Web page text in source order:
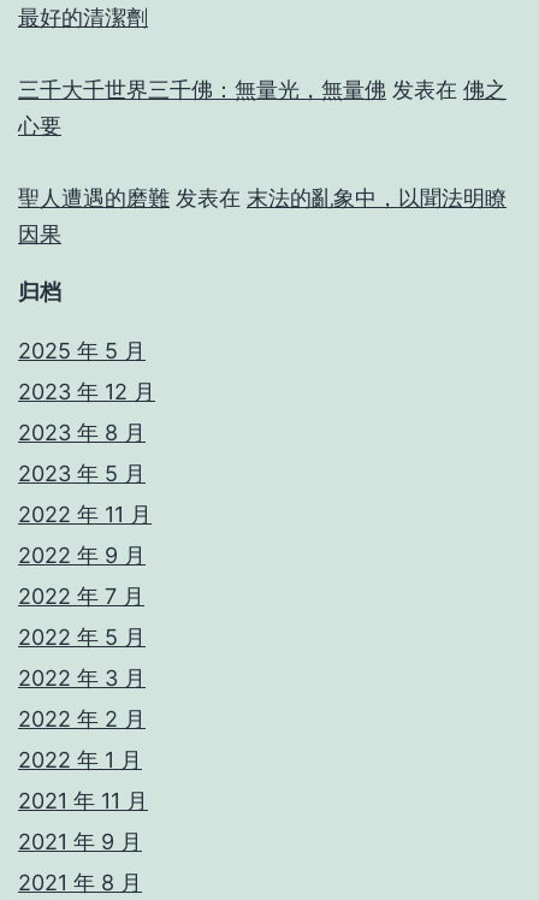
最好的清潔劑
三千大千世界三千佛：無量光，無量佛 发表在 佛之
心要
聖人遭遇的磨難 发表在 末法的亂象中，以聞法明瞭
因果
归档
2025 年 5 月
2023 年 12 月
2023 年 8 月
2023 年 5 月
2022 年 11 月
2022 年 9 月
2022 年 7 月
2022 年 5 月
2022 年 3 月
2022 年 2 月
2022 年 1 月
2021 年 11 月
2021 年 9 月
2021 年 8 月